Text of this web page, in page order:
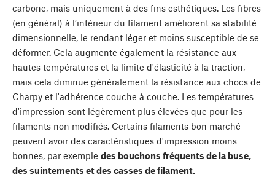
carbone, mais uniquement à des fins esthétiques. Les fibres
(en général) à l’intérieur du filament améliorent sa stabilité
dimensionnelle, le rendant léger et moins susceptible de se
déformer. Cela augmente également la résistance aux
hautes températures et la limite d'élasticité à la traction,
mais cela diminue généralement la résistance aux chocs de
Charpy et l'adhérence couche à couche. Les températures
d'impression sont légèrement plus élevées que pour les
filaments non modifiés. Certains filaments bon marché
peuvent avoir des caractéristiques d'impression moins
bonnes, par exemple des bouchons fréquents de la buse,
des suintements et des casses de filament.